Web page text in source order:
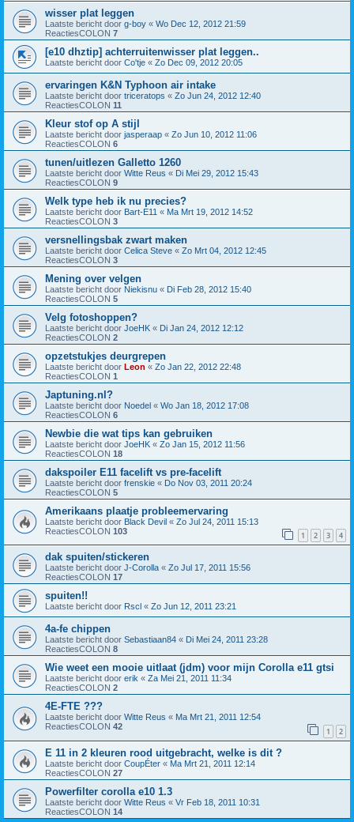
wisser plat leggen
Laatste bericht door g-boy « Wo Dec 12, 2012 21:59
ReactiesCOLON 7
[e10 dhztip] achterruitenwisser plat leggen..
Laatste bericht door Co'tje « Zo Dec 09, 2012 20:05
ervaringen K&N Typhoon air intake
Laatste bericht door triceratops « Zo Jun 24, 2012 12:40
ReactiesCOLON 11
Kleur stof op A stijl
Laatste bericht door jasperaap « Zo Jun 10, 2012 11:06
ReactiesCOLON 6
tunen/uitlezen Galletto 1260
Laatste bericht door Witte Reus « Di Mei 29, 2012 15:43
ReactiesCOLON 9
Welk type heb ik nu precies?
Laatste bericht door Bart-E11 « Ma Mrt 19, 2012 14:52
ReactiesCOLON 3
versnellingsbak zwart maken
Laatste bericht door Celica Steve « Zo Mrt 04, 2012 12:45
ReactiesCOLON 3
Mening over velgen
Laatste bericht door Niekisnu « Di Feb 28, 2012 15:40
ReactiesCOLON 5
Velg fotoshoppen?
Laatste bericht door JoeHK « Di Jan 24, 2012 12:12
ReactiesCOLON 2
opzetstukjes deurgrepen
Laatste bericht door Leon « Zo Jan 22, 2012 22:48
ReactiesCOLON 1
Japtuning.nl?
Laatste bericht door Noedel « Wo Jan 18, 2012 17:08
ReactiesCOLON 6
Newbie die wat tips kan gebruiken
Laatste bericht door JoeHK « Zo Jan 15, 2012 11:56
ReactiesCOLON 18
dakspoiler E11 facelift vs pre-facelift
Laatste bericht door frenskie « Do Nov 03, 2011 20:24
ReactiesCOLON 5
Amerikaans plaatje probleemervaring
Laatste bericht door Black Devil « Zo Jul 24, 2011 15:13
ReactiesCOLON 103 1 2 3 4
dak spuiten/stickeren
Laatste bericht door J-Corolla « Zo Jul 17, 2011 15:56
ReactiesCOLON 17
spuiten!!
Laatste bericht door Rscl « Zo Jun 12, 2011 23:21
4a-fe chippen
Laatste bericht door Sebastiaan84 « Di Mei 24, 2011 23:28
ReactiesCOLON 8
Wie weet een mooie uitlaat (jdm) voor mijn Corolla e11 gtsi
Laatste bericht door erik « Za Mei 21, 2011 11:34
ReactiesCOLON 2
4E-FTE ???
Laatste bericht door Witte Reus « Ma Mrt 21, 2011 12:54
ReactiesCOLON 42 1 2
E 11 in 2 kleuren rood uitgebracht, welke is dit ?
Laatste bericht door CoupÉter « Ma Mrt 21, 2011 12:14
ReactiesCOLON 27
Powerfilter corolla e10 1.3
Laatste bericht door Witte Reus « Vr Feb 18, 2011 10:31
ReactiesCOLON 14